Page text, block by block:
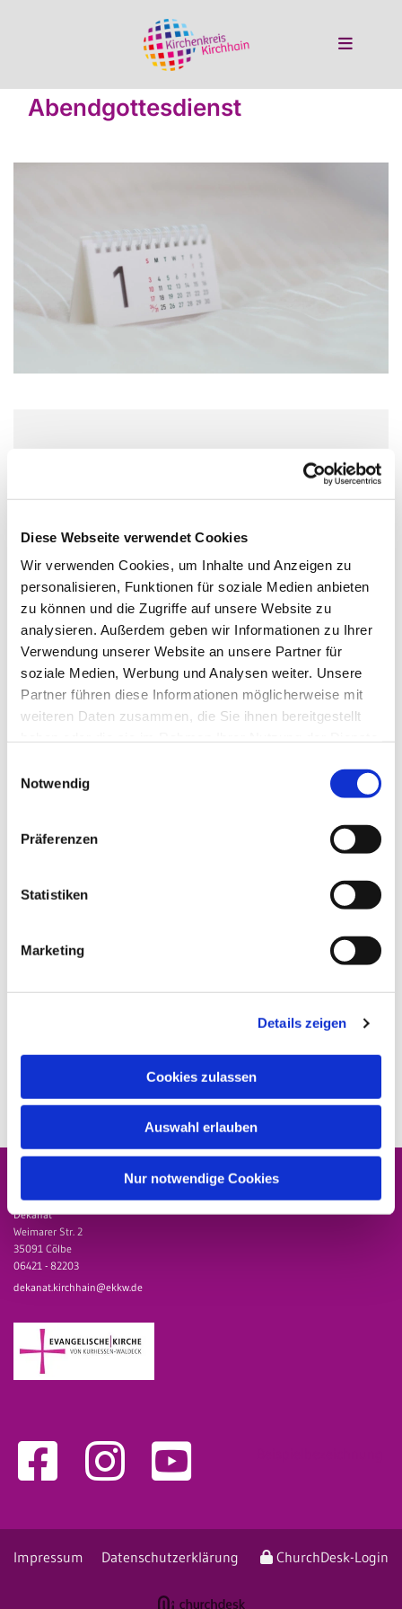
Diese Webseite verwendet Cookies
Wir verwenden Cookies, um Inhalte und Anzeigen zu
personalisieren, Funktionen für soziale Medien anbieten
zu können und die Zugriffe auf unsere Website zu
analysieren. Außerdem geben wir Informationen zu Ihrer
Verwendung unserer Website an unsere Partner für
soziale Medien, Werbung und Analysen weiter. Unsere
Partner führen diese Informationen möglicherweise mit
weiteren Daten zusammen, die Sie ihnen bereitgestellt
Notwendig
Präferenzen
Statistiken
Marketing
Details zeigen
Cookies zulassen
Auswahl erlauben
Nur notwendige Cookies
Abendgottesdienst
Sonntag, 27. Dezember 2026, 18:00
Dies könnte Sie auch
interessieren
Evangelischer Kirchenkreis Kirchhain
Dekanat
Weimarer Str. 2
35091 Cölbe
06421 - 82203
dekanat.kirchhain@ekkw.de
Impressum Datenschutzerklärung ChurchDesk-Login